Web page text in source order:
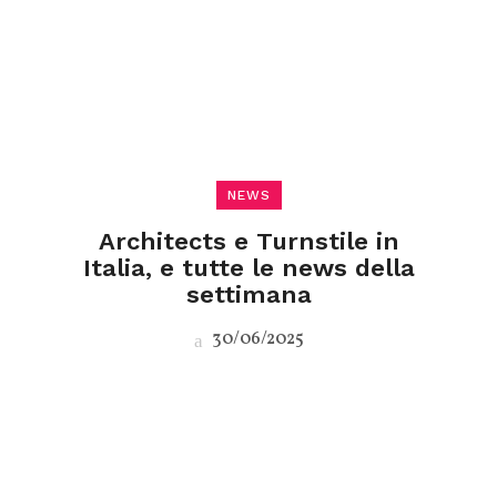
NEWS
Architects e Turnstile in
Italia, e tutte le news della
settimana
30/06/2025